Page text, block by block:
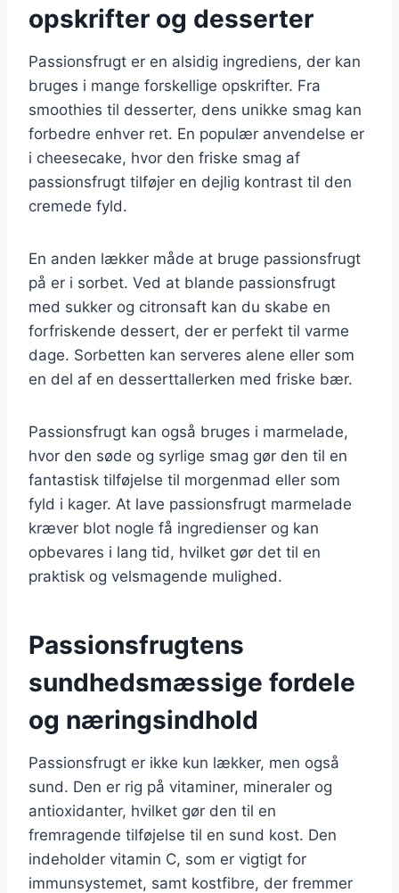
opskrifter og desserter
Passionsfrugt er en alsidig ingrediens, der kan
bruges i mange forskellige opskrifter. Fra
smoothies til desserter, dens unikke smag kan
forbedre enhver ret. En populær anvendelse er
i cheesecake, hvor den friske smag af
passionsfrugt tilføjer en dejlig kontrast til den
cremede fyld.
En anden lækker måde at bruge passionsfrugt
på er i sorbet. Ved at blande passionsfrugt
med sukker og citronsaft kan du skabe en
forfriskende dessert, der er perfekt til varme
dage. Sorbetten kan serveres alene eller som
en del af en desserttallerken med friske bær.
Passionsfrugt kan også bruges i marmelade,
hvor den søde og syrlige smag gør den til en
fantastisk tilføjelse til morgenmad eller som
fyld i kager. At lave passionsfrugt marmelade
kræver blot nogle få ingredienser og kan
opbevares i lang tid, hvilket gør det til en
praktisk og velsmagende mulighed.
Passionsfrugtens
sundhedsmæssige fordele
og næringsindhold
Passionsfrugt er ikke kun lækker, men også
sund. Den er rig på vitaminer, mineraler og
antioxidanter, hvilket gør den til en
fremragende tilføjelse til en sund kost. Den
indeholder vitamin C, som er vigtigt for
immunsystemet, samt kostfibre, der fremmer